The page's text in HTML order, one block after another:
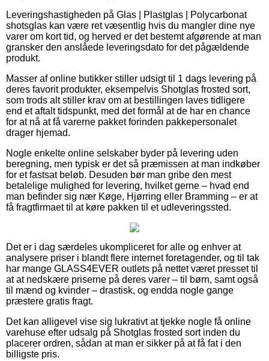
Leveringshastigheden på Glas | Plastglas | Polycarbonat
shotsglas kan være ret væsentlig hvis du mangler dine nye
varer om kort tid, og herved er det bestemt afgørende at man
gransker den anslåede leveringsdato for det pågældende
produkt.
Masser af online butikker stiller udsigt til 1 dags levering på
deres favorit produkter, eksempelvis Shotglas frosted sort,
som trods alt stiller krav om at bestillingen laves tidligere
end et aftalt tidspunkt, med det formål at de har en chance
for at nå at få varerne pakket forinden pakkepersonalet
drager hjemad.
Nogle enkelte online selskaber byder på levering uden
beregning, men typisk er det så præmissen at man indkøber
for et fastsat beløb. Desuden bør man gribe den mest
betalelige mulighed for levering, hvilket gerne – hvad end
man befinder sig nær Køge, Hjørring eller Bramming – er at
få fragtfirmaet til at køre pakken til et udleveringssted.
Det er i dag særdeles ukompliceret for alle og enhver at
analysere priser i blandt flere internet foretagender, og til tak
har mange GLASS4EVER outlets på nettet været presset til
at at nedskære priserne på deres varer – til børn, samt også
til mænd og kvinder – drastisk, og endda nogle gange
præstere gratis fragt.
Det kan alligevel vise sig lukrativt at tjekke nogle få online
varehuse efter udsalg på Shotglas frosted sort inden du
placerer ordren, sådan at man er sikker på at få fat i den
billigste pris.